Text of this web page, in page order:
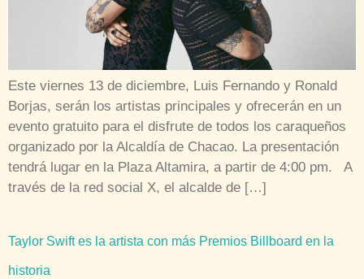
Este viernes 13 de diciembre, Luis Fernando y Ronald
Borjas, serán los artistas principales y ofrecerán en un
evento gratuito para el disfrute de todos los caraqueños
organizado por la Alcaldía de Chacao. La presentación
tendrá lugar en la Plaza Altamira, a partir de 4:00 pm. A
través de la red social X, el alcalde de […]
Taylor Swift es la artista con más Premios Billboard en la
historia